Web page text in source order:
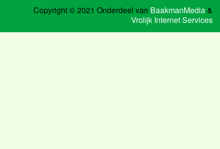
Copyright © 2021 Onderdeel van BaakmanMedia &
Vrolijk Internet Services